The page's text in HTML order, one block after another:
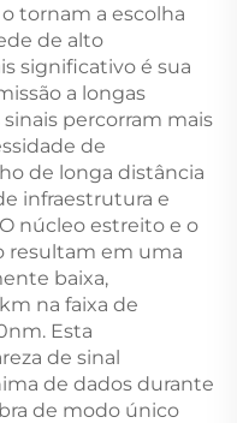
tornam a escolha
de alto
significativo é sua
a longas
percorram mais
de
de longa distância
infraestrutura e
núcleo estreito e o
resultam em uma
baixa,
na faixa de
Esta
de sinal
de dados durante
de modo único